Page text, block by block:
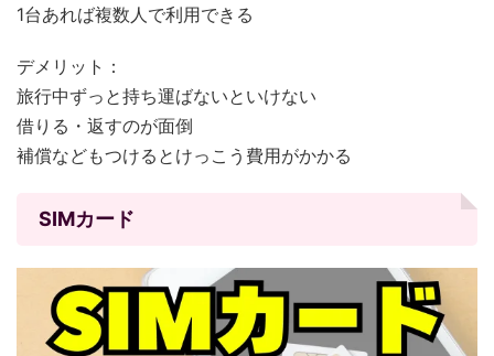
1台あれば複数人で利用できる
デメリット：
旅行中ずっと持ち運ばないといけない
借りる・返すのが面倒
補償などもつけるとけっこう費用がかかる
SIMカード